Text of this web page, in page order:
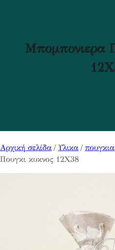
Μπομπονιερα
Αρχική σελίδα / Υλικα / πουγκια
Πουγκι κυκνος 12Χ38